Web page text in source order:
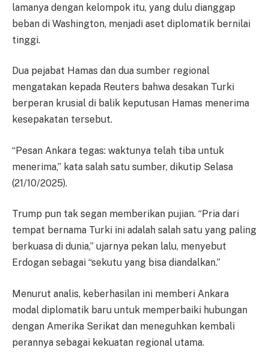
lamanya dengan kelompok itu, yang dulu dianggap
beban di Washington, menjadi aset diplomatik bernilai
tinggi.
Dua pejabat Hamas dan dua sumber regional
mengatakan kepada Reuters bahwa desakan Turki
berperan krusial di balik keputusan Hamas menerima
kesepakatan tersebut.
“Pesan Ankara tegas: waktunya telah tiba untuk
menerima,” kata salah satu sumber, dikutip Selasa
(21/10/2025).
Trump pun tak segan memberikan pujian. “Pria dari
tempat bernama Turki ini adalah salah satu yang paling
berkuasa di dunia,” ujarnya pekan lalu, menyebut
Erdogan sebagai “sekutu yang bisa diandalkan.”
Menurut analis, keberhasilan ini memberi Ankara
modal diplomatik baru untuk memperbaiki hubungan
dengan Amerika Serikat dan meneguhkan kembali
perannya sebagai kekuatan regional utama.